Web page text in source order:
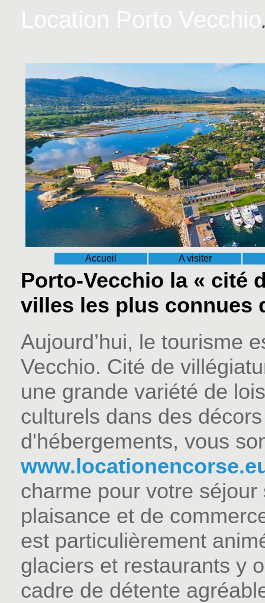
Location Porto Vecchio
Accueil A visiter
Porto-Vecchio la « cité
villes les plus connues
Aujourd’hui, le tourisme
Vecchio. Cité de
une grande variété de
culturels dans des
d'hébergements, vous
charme pour votre
plaisance et de
est particulièrement
glaciers et restaurants y
cadre de détente